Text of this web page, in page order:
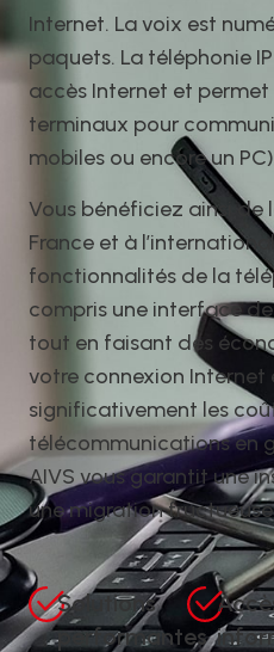
Internet. La voix est
paquets. La téléphonie
accès Internet et permet
terminaux pour
mobiles ou encore un
Vous bénéficiez ainsi de
France et à
fonctionnalités de la
compris une interface
tout en faisant des
votre connexion Internet
significativement les
télécommunications en
AIVS vous garantit une
une migration
Solutions
performantes